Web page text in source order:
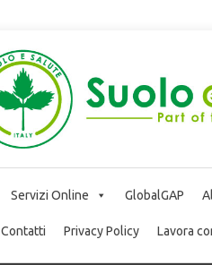
Servizi Online GlobalGAP
Contatti Privacy Policy Lavora